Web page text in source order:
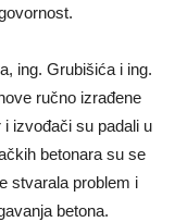
ing. Grubišića i ing.
ručno izrađene
izvođači su padali u
betonara su se
stvarala problem i
betona.